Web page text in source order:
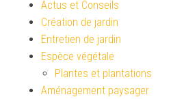
Actus et Conseils
Création de jardin
Entretien de jardin
Espèce végétale
Plantes et plantations
Aménagement paysager